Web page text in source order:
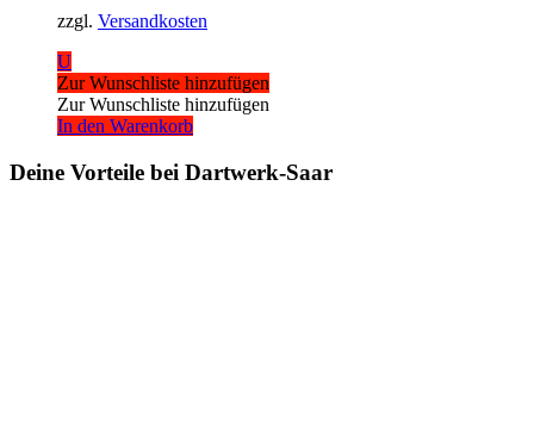
zzgl. Versandkosten
U
Zur Wunschliste hinzufügen
Zur Wunschliste hinzufügen
In den Warenkorb
Deine Vorteile bei Dartwerk-Saar